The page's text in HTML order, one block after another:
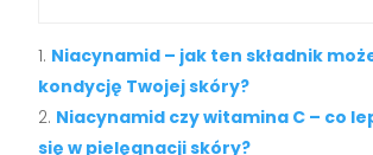
Niacynamid – jak ten składnik
kondycję Twojej skóry?
Niacynamid czy witamina C – co
się w pielęgnacji skóry?